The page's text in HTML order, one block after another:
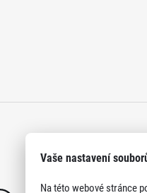
Vaše nastavení
Na této webové stránce